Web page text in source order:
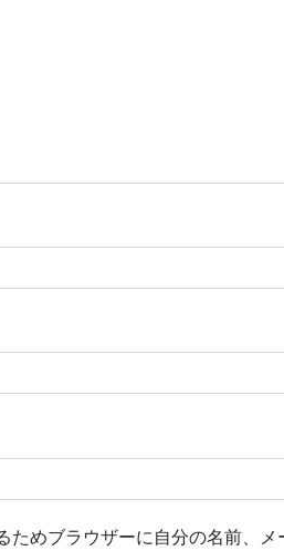
ためブラウザーに自分の名前、メ